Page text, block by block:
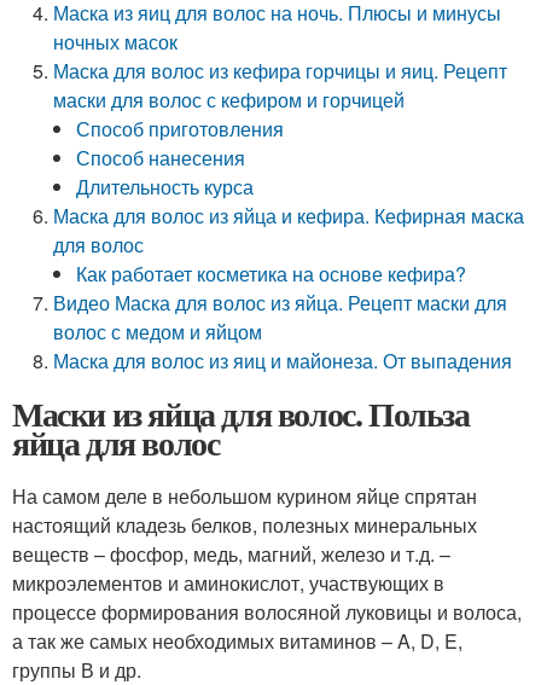
Маска из яиц для волос на ночь. Плюсы и минусы
ночных масок
Маска для волос из кефира горчицы и яиц. Рецепт
маски для волос с кефиром и горчицей
Способ приготовления
Способ нанесения
Длительность курса
Маска для волос из яйца и кефира. Кефирная маска
для волос
Как работает косметика на основе кефира?
Видео Маска для волос из яйца. Рецепт маски для
волос с медом и яйцом
Маска для волос из яиц и майонеза. От выпадения
Маски из яйца для волос. Польза
яйца для волос
На самом деле в небольшом курином яйце спрятан
настоящий кладезь белков, полезных минеральных
веществ – фосфор, медь, магний, железо и т.д. –
микроэлементов и аминокислот, участвующих в
процессе формирования волосяной луковицы и волоса,
а так же самых необходимых витаминов – A, D, E,
группы В и др.